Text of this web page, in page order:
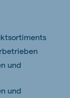
und
und